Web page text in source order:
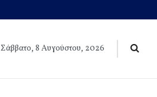
Σάββατο, 8 Αυγούστου, 2026